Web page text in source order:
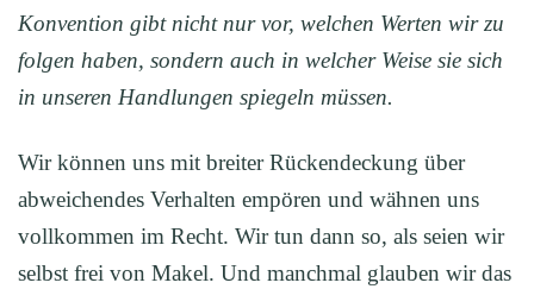
Konvention gibt nicht nur vor, welchen Werten wir zu
folgen haben, sondern auch in welcher Weise sie sich
in unseren Handlungen spiegeln müssen.
Wir können uns mit breiter Rückendeckung über
abweichendes Verhalten empören und wähnen uns
vollkommen im Recht. Wir tun dann so, als seien wir
selbst frei von Makel. Und manchmal glauben wir das